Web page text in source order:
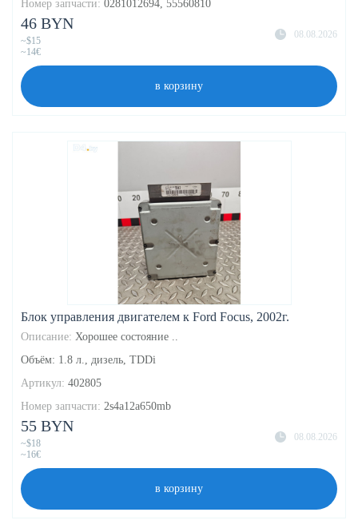
Номер запчасти: 0281012694, 55560810
08.08.2026
46 BYN
~$15
~14€
в корзину
Блок управления двигателем к Ford Focus, 2002г.
Описание: Хорошее состояние ..
Объём: 1.8 л., дизель, TDDi
Артикул: 402805
Номер запчасти: 2s4a12a650mb
08.08.2026
55 BYN
~$18
~16€
в корзину